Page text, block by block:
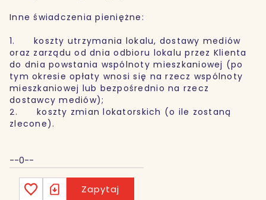
Inne świadczenia pieniężne:
1. koszty utrzymania lokalu, dostawy mediów
oraz zarządu od dnia odbioru lokalu przez Klienta
do dnia powstania wspólnoty mieszkaniowej (po
tym okresie opłaty wnosi się na rzecz wspólnoty
mieszkaniowej lub bezpośrednio na rzecz
dostawcy mediów);
2. koszty zmian lokatorskich (o ile zostaną
zlecone).
--0--
Zapytaj